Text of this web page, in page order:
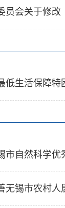
员会关于修
低生活保障
市自然科学优
无锡市农村